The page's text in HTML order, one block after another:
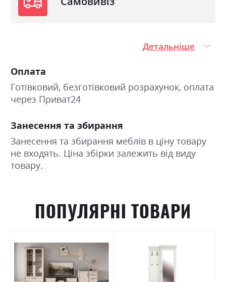
Детальніше
Оплата
Готівковий, безготівковий розрахунок, оплата
через Приват24
Занесення та збирання
Занесення та збирання меблів в ціну товару
не входять. Ціна збірки залежить від виду
товару.
ПОПУЛЯРНІ ТОВАРИ